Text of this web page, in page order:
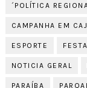
´POLÍTICA
CAMPANHA EM
ESPORTE
NOTICIA GERAL
PARAÍBA